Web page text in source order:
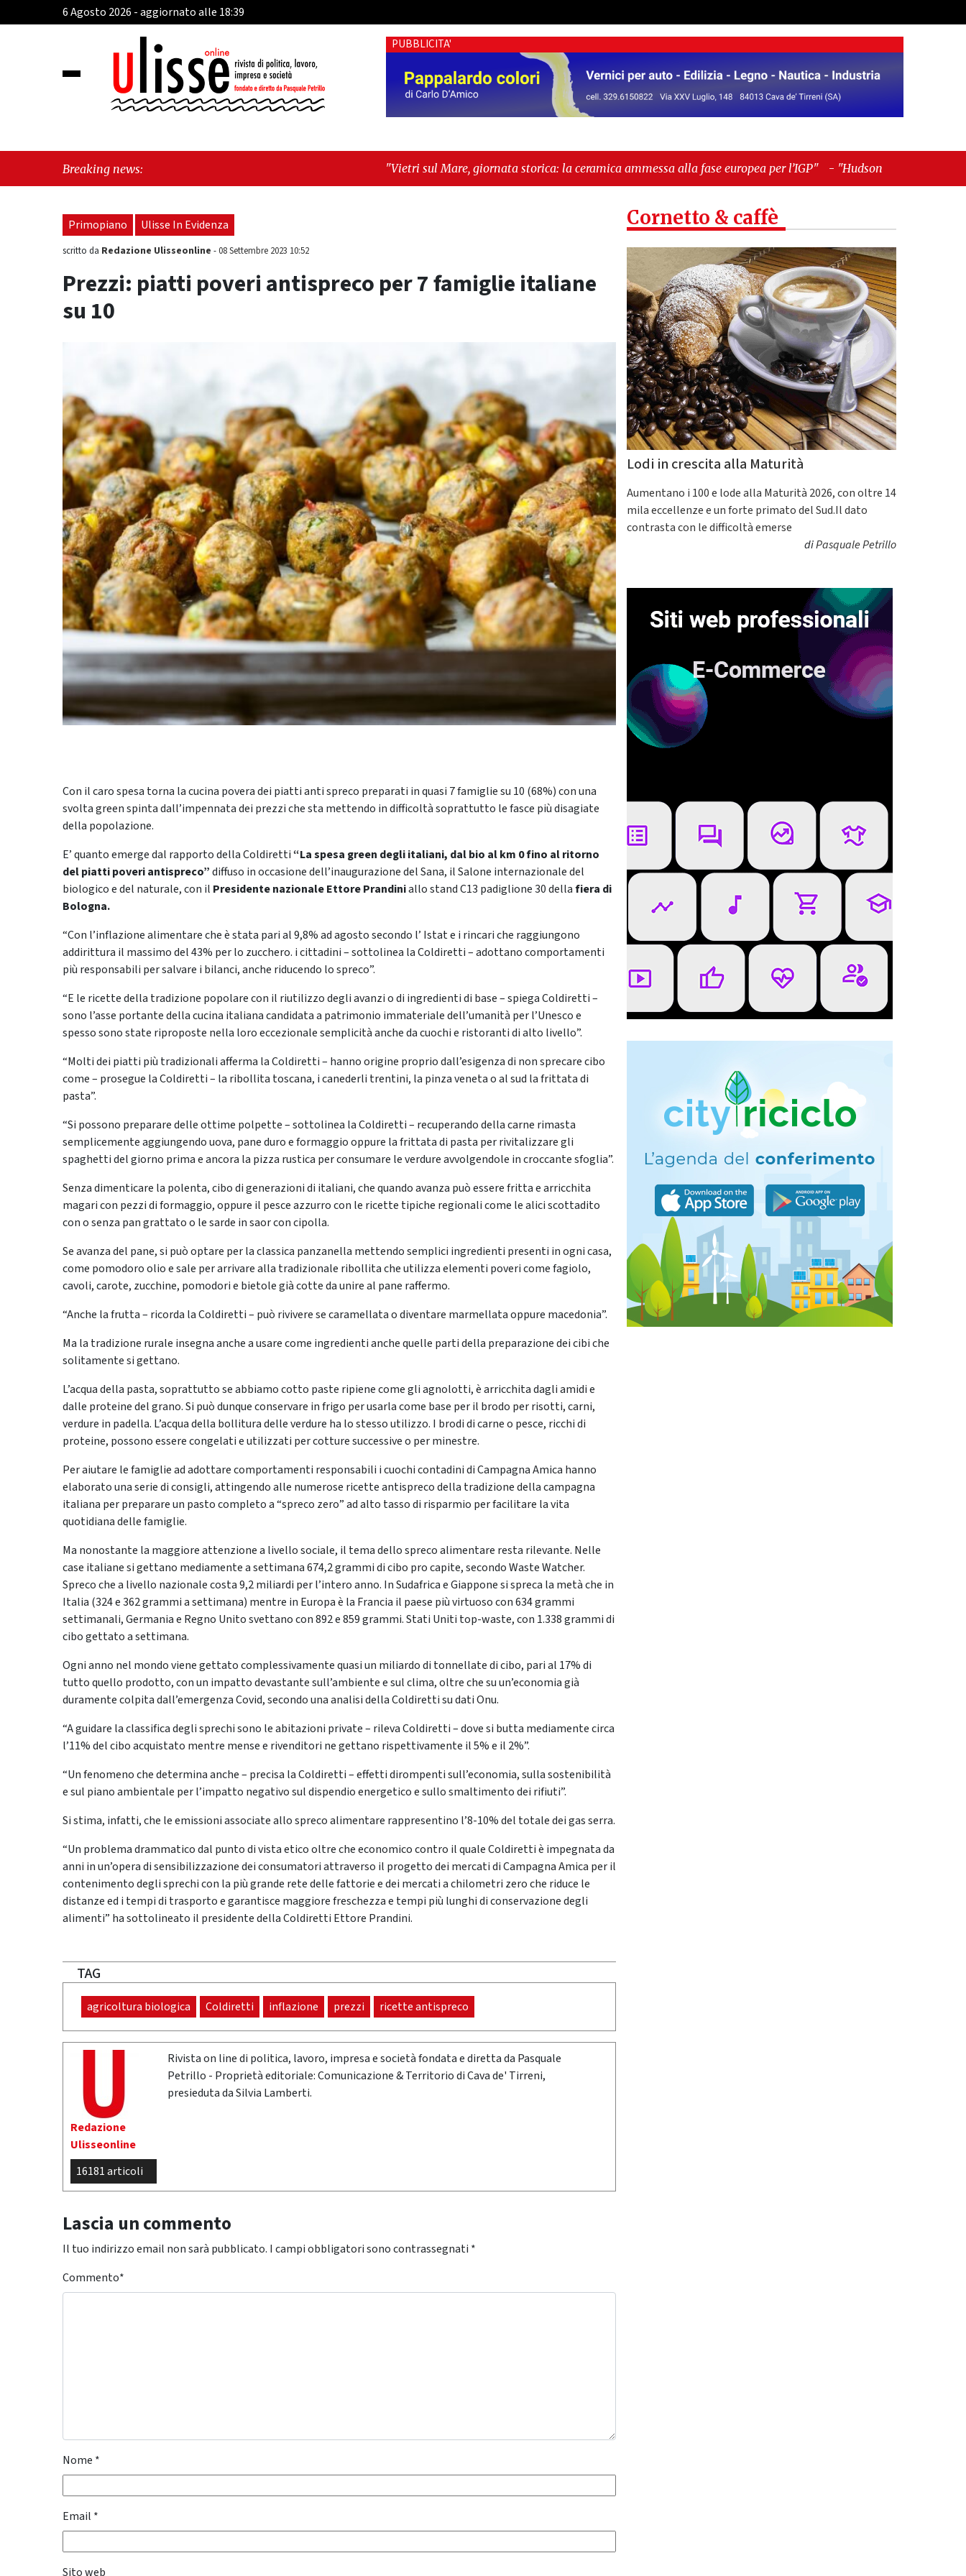
6 Agosto 2026 - aggiornato alle 18:39
PUBBLICITA'
Breaking news: "Vietri sul Mare, giornata storica: la ceramica ammessa alla fase europea per l’IGP" - "Hudson Yards: qui New York morde
il futuro"
Primopiano Ulisse In Evidenza
scritto da Redazione Ulisseonline -08 Settembre 2023 10:52
Prezzi: piatti poveri antispreco per 7 famiglie italiane
su 10
Con il caro spesa torna la cucina povera dei piatti anti spreco preparati in quasi 7 famiglie su 10 (68%) con una
svolta green spinta dall’impennata dei prezzi che sta mettendo in difficoltà soprattutto le fasce più disagiate
della popolazione.
E’ quanto emerge dal rapporto della Coldiretti“La spesa green degli italiani, dal bio al km 0 fino al ritorno
del piatti poveri antispreco”diffuso in occasione dell’inaugurazione del Sana, il Salone internazionale del
biologico e del naturale, con il Presidente nazionale Ettore Prandiniallo stand C13 padiglione 30 dellafiera di
Bologna.
“Con l’inflazione alimentare che è stata pari al 9,8% ad agosto secondo l’ Istat e i rincari che raggiungono
addirittura il massimo del 43% per lo zucchero. i cittadini – sottolinea la Coldiretti – adottano comportamenti
più responsabili per salvare i bilanci, anche riducendo lo spreco”.
“E le ricette della tradizione popolare con il riutilizzo degli avanzi o di ingredienti di base – spiega Coldiretti –
sono l’asse portante della cucina italiana candidata a patrimonio immateriale dell’umanità per l’Unesco e
spesso sono state riproposte nella loro eccezionale semplicità anche da cuochi e ristoranti di alto livello”.
“Molti dei piatti più tradizionali afferma la Coldiretti – hanno origine proprio dall’esigenza di non sprecare cibo
come – prosegue la Coldiretti – la ribollita toscana, i canederli trentini, la pinza veneta o al sud la frittata di
pasta”.
“Si possono preparare delle ottime polpette – sottolinea la Coldiretti – recuperando della carne rimasta
semplicemente aggiungendo uova, pane duro e formaggio oppure la frittata di pasta per rivitalizzare gli
spaghetti del giorno prima e ancora la pizza rustica per consumare le verdure avvolgendole in croccante sfoglia”.
Senza dimenticare la polenta, cibo di generazioni di italiani, che quando avanza può essere fritta e arricchita
magari con pezzi di formaggio, oppure il pesce azzurro con le ricette tipiche regionali come le alici scottadito
con o senza pan grattato o le sarde in saor con cipolla.
Se avanza del pane, si può optare per la classica panzanella mettendo semplici ingredienti presenti in ogni casa,
come pomodoro olio e sale per arrivare alla tradizionale ribollita che utilizza elementi poveri come fagiolo,
cavoli, carote, zucchine, pomodori e bietole già cotte da unire al pane raffermo.
“Anche la frutta – ricorda la Coldiretti – può rivivere se caramellata o diventare marmellata oppure macedonia”.
Ma la tradizione rurale insegna anche a usare come ingredienti anche quelle parti della preparazione dei cibi che
solitamente si gettano.
L’acqua della pasta, soprattutto se abbiamo cotto paste ripiene come gli agnolotti, è arricchita dagli amidi e
dalle proteine del grano. Si può dunque conservare in frigo per usarla come base per il brodo per risotti, carni,
verdure in padella. L’acqua della bollitura delle verdure ha lo stesso utilizzo. I brodi di carne o pesce, ricchi di
proteine, possono essere congelati e utilizzati per cotture successive o per minestre.
Per aiutare le famiglie ad adottare comportamenti responsabili i cuochi contadini di Campagna Amica hanno
elaborato una serie di consigli, attingendo alle numerose ricette antispreco della tradizione della campagna
italiana per preparare un pasto completo a “spreco zero” ad alto tasso di risparmio per facilitare la vita
quotidiana delle famiglie.
Ma nonostante la maggiore attenzione a livello sociale, il tema dello spreco alimentare resta rilevante. Nelle
case italiane si gettano mediamente a settimana 674,2 grammi di cibo pro capite, secondo Waste Watcher.
Spreco che a livello nazionale costa 9,2 miliardi per l’intero anno. In Sudafrica e Giappone si spreca la metà che in
Italia (324 e 362 grammi a settimana) mentre in Europa è la Francia il paese più virtuoso con 634 grammi
settimanali, Germania e Regno Unito svettano con 892 e 859 grammi. Stati Uniti top-waste, con 1.338 grammi di
cibo gettato a settimana.
Ogni anno nel mondo viene gettato complessivamente quasi un miliardo di tonnellate di cibo, pari al 17% di
tutto quello prodotto, con un impatto devastante sull’ambiente e sul clima, oltre che su un’economia già
duramente colpita dall’emergenza Covid, secondo una analisi della Coldiretti su dati Onu.
“A guidare la classifica degli sprechi sono le abitazioni private – rileva Coldiretti – dove si butta mediamente circa
l’11% del cibo acquistato mentre mense e rivenditori ne gettano rispettivamente il 5% e il 2%”.
“Un fenomeno che determina anche – precisa la Coldiretti – effetti dirompenti sull’economia, sulla sostenibilità
e sul piano ambientale per l’impatto negativo sul dispendio energetico e sullo smaltimento dei rifiuti”.
Si stima, infatti, che le emissioni associate allo spreco alimentare rappresentino l’8-10% del totale dei gas serra.
“Un problema drammatico dal punto di vista etico oltre che economico contro il quale Coldiretti è impegnata da
anni in un’opera di sensibilizzazione dei consumatori attraverso il progetto dei mercati di Campagna Amica per il
contenimento degli sprechi con la più grande rete delle fattorie e dei mercati a chilometri zero che riduce le
distanze ed i tempi di trasporto e garantisce maggiore freschezza e tempi più lunghi di conservazione degli
alimenti” ha sottolineato il presidente della Coldiretti Ettore Prandini.
TAG
agricoltura biologica Coldiretti inflazione prezzi ricette antispreco
Redazione
Ulisseonline
16181 articoli
Rivista on line di politica, lavoro, impresa e società fondata e diretta da Pasquale
Petrillo - Proprietà editoriale: Comunicazione & Territorio di Cava de' Tirreni,
presieduta da Silvia Lamberti.
Lascia un commento
Il tuo indirizzo email non sarà pubblicato. I campi obbligatori sono contrassegnati *
Commento*
Nome *
Email *
Sito web
Cornetto & caffè
Lodi in crescita alla Maturità
Aumentano i 100 e lode alla Maturità 2026, con oltre 14
mila eccellenze e un forte primato del Sud.Il dato
contrasta con le difficoltà emerse
diPasquale Petrillo